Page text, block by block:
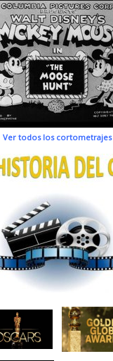
Ver todos los cortometrajes